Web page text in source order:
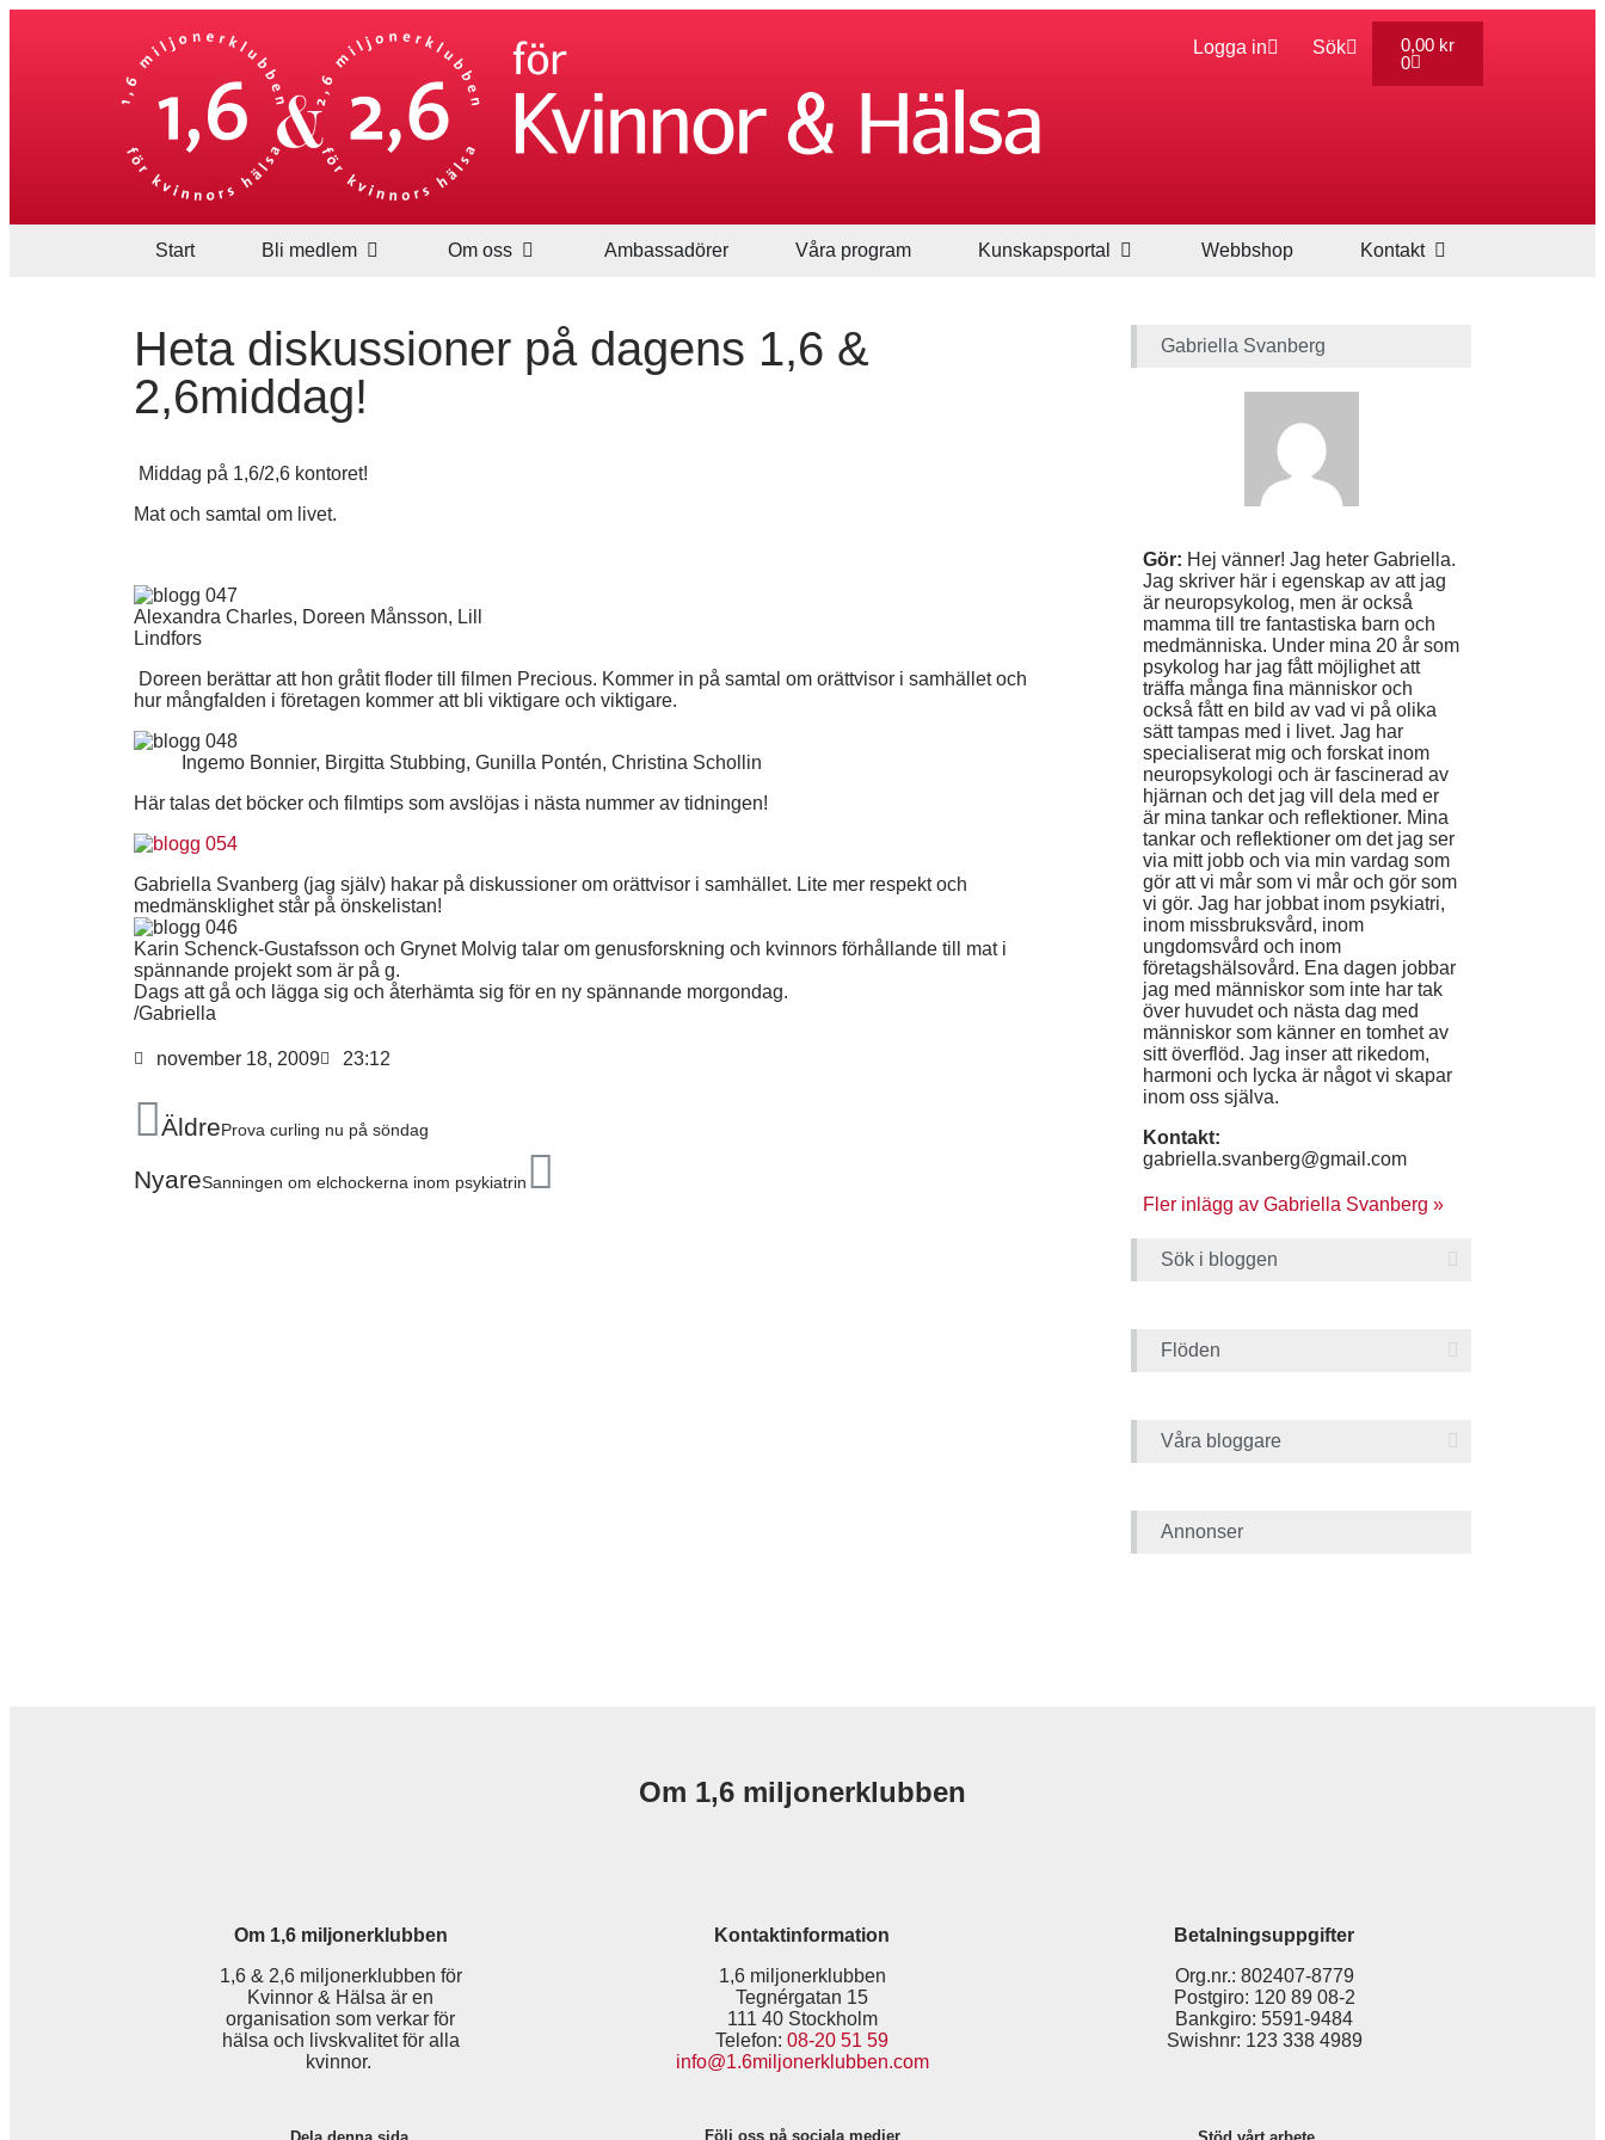
Logga in Sök 0,00 kr
0
Start Bli medlem Om oss Ambassadörer Våra program Kunskapsportal Webbshop Kontakt
Heta diskussioner på dagens 1,6 &
2,6middag!
Middag på 1,6/2,6 kontoret!
Mat och samtal om livet.
Alexandra Charles, Doreen Månsson, Lill
Lindfors
Doreen berättar att hon gråtit floder till filmen Precious. Kommer in på samtal om orättvisor i samhället och
hur mångfalden i företagen kommer att bli viktigare och viktigare.
Ingemo Bonnier, Birgitta Stubbing, Gunilla Pontén, Christina Schollin
Här talas det böcker och filmtips som avslöjas i nästa nummer av tidningen!
Gabriella Svanberg (jag själv) hakar på diskussioner om orättvisor i samhället. Lite mer respekt och
medmänsklighet står på önskelistan!
Karin Schenck-Gustafsson och Grynet Molvig talar om genusforskning och kvinnors förhållande till mat i
spännande projekt som är på g.
Dags att gå och lägga sig och återhämta sig för en ny spännande morgondag.
/Gabriella
november 18, 2009 23:12
ÄldreProva curling nu på söndag
NyareSanningen om elchockerna inom psykiatrin
Gabriella Svanberg
Gör: Hej vänner! Jag heter Gabriella.
Jag skriver här i egenskap av att jag
är neuropsykolog, men är också
mamma till tre fantastiska barn och
medmänniska. Under mina 20 år som
psykolog har jag fått möjlighet att
träffa många fina människor och
också fått en bild av vad vi på olika
sätt tampas med i livet. Jag har
specialiserat mig och forskat inom
neuropsykologi och är fascinerad av
hjärnan och det jag vill dela med er
är mina tankar och reflektioner. Mina
tankar och reflektioner om det jag ser
via mitt jobb och via min vardag som
gör att vi mår som vi mår och gör som
vi gör. Jag har jobbat inom psykiatri,
inom missbruksvård, inom
ungdomsvård och inom
företagshälsovård. Ena dagen jobbar
jag med människor som inte har tak
över huvudet och nästa dag med
människor som känner en tomhet av
sitt överflöd. Jag inser att rikedom,
harmoni och lycka är något vi skapar
inom oss själva.
Kontakt:
gabriella.svanberg@gmail.com
Fler inlägg av Gabriella Svanberg »
Sök i bloggen
Flöden
Våra bloggare
Annonser
Om 1,6 miljonerklubben
Om 1,6 miljonerklubben
1,6 & 2,6 miljonerklubben för
Kvinnor & Hälsa är en
organisation som verkar för
hälsa och livskvalitet för alla
kvinnor.
Kontaktinformation
1,6 miljonerklubben
Tegnérgatan 15
111 40 Stockholm
Telefon:08-20 51 59
info@1.6miljonerklubben.com
Betalningsuppgifter
Org.nr.: 802407-8779
Postgiro: 120 89 08-2
Bankgiro: 5591-9484
Swishnr: 123 338 4989
Följ oss på sociala medier